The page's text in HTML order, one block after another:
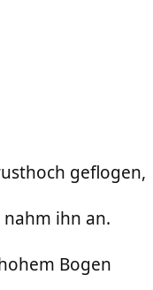
geflogen,
ihn an.
Bogen